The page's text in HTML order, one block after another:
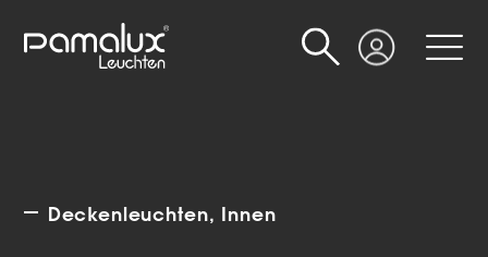
Login
Suche
Deckenleuchten Innen